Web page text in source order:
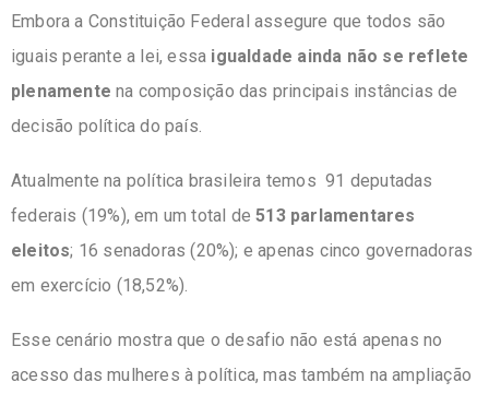
Embora a Constituição Federal assegure que todos são
iguais perante a lei, essa igualdade ainda não se reflete
plenamente na composição das principais instâncias de
decisão política do país.
Atualmente na política brasileira temos 91 deputadas
federais (19%), em um total de 513 parlamentares
eleitos; 16 senadoras (20%); e apenas cinco governadoras
em exercício (18,52%).
Esse cenário mostra que o desafio não está apenas no
acesso das mulheres à política, mas também na ampliação